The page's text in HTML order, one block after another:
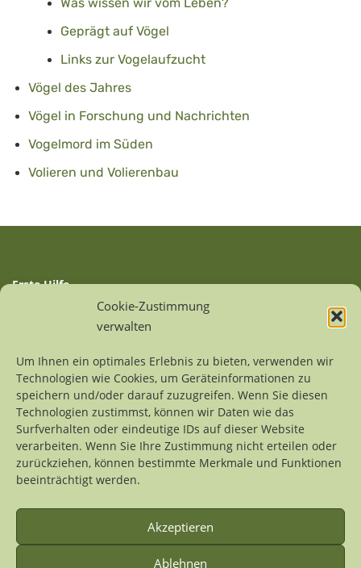
Cookie-Zustimmung
verwalten
Um Ihnen ein optimales Erlebnis zu bieten, verwenden wir
Technologien wie Cookies, um Geräteinformationen zu
speichern und/oder darauf zuzugreifen. Wenn Sie diesen
Technologien zustimmst, können wir Daten wie das
Surfverhalten oder eindeutige IDs auf dieser Website
verarbeiten. Wenn Sie Ihre Zustimmung nicht erteilen oder
zurückziehen, können bestimmte Merkmale und Funktionen
beeinträchtigt werden.
Akzeptieren
Ablehnen
Geprägt auf Vögel
Links zur Vogelaufzucht
Vögel des Jahres
Vögel in Forschung und Nachrichten
Vogelmord im Süden
Volieren und Volierenbau
Erste Hilfe
Auffangstationen
Kontakt
Impressum
Datenschutzerklärung
Alle Inhalte dieses Internetprojekts sind urheberrechtlich
geschützt. Wer Grafiken, Fotos oder Texte weiterverwenden